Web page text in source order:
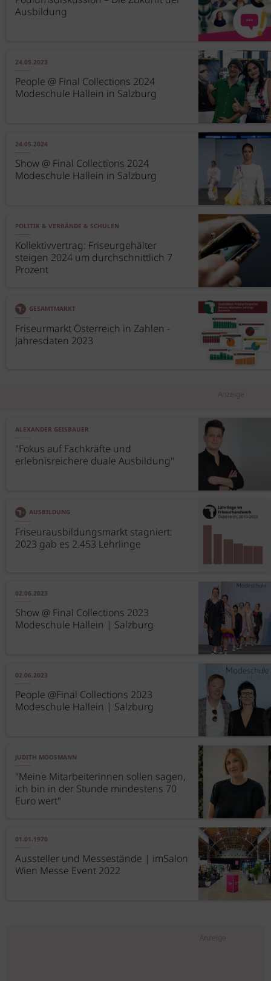
Ausbildung
24.05.2023
People @ Final Collections 2024
Modeschule Hallein in Salzburg
24.05.2024
Show @ Final Collections 2024
Modeschule Hallein in Salzburg
POLITIK & VERBÄNDE & SCHULEN
Kollektivvertrag: Friseurgehälter
steigen 2024 um durchschnittlich 7
Prozent
GESAMTMARKT
Friseurmarkt Österreich in Zahlen -
Jahresdaten 2023
Anzeige
ALEXANDER GEISBAUER
"Fokus auf Fachkräfte und
erlebnisreichere duale Ausbildung"
AUSBILDUNG
Friseurausbildungsmarkt stagniert:
2023 gab es 2.453 Lehrlinge
02.06.2023
Show @ Final Collections 2023
Modeschule Hallein | Salzburg
02.06.2023
People @Final Collections 2023
Modeschule Hallein | Salzburg
JUDITH MOOSMANN
"Meine Mitarbeiterinnen sollen sagen,
ich bin in der Stunde mindestens 70
Euro wert"
01.01.1970
Aussteller und Messestände | imSalon
Wien Messe Event 2022
Anzeige